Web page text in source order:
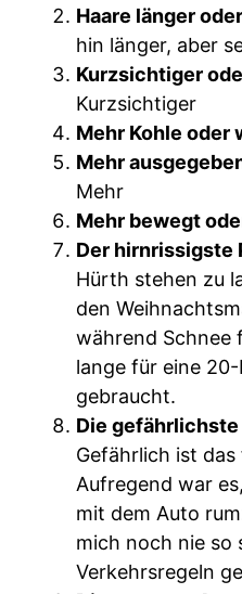
Haare länger
hin länger, aber
Kurzsichtiger
Kurzsichtiger
Mehr Kohle oder
Mehr
Mehr
Mehr bewegt
Der hirnrissigste
Hürth stehen zu
den
während Schnee
lange für eine
gebraucht.
Die
Gefährlich ist
Aufregend war
mit dem Auto
mich noch nie so
Verkehrsregeln